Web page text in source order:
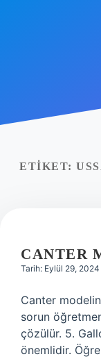
Yasal Uyarı
ETIKET:
CANTER
Tarih: Eylül 29, 2024
Canter
sorun
çözülür. 5.
önemlidir.